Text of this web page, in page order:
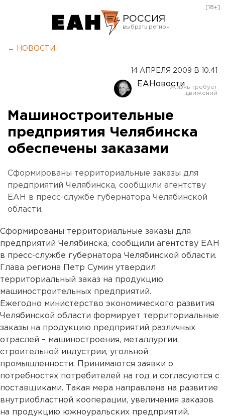
РОССИЯ
Оренбург
[18+]
← НОВОСТИ
14 АПРЕЛЯ 2009 В 10:41
ЕАНовости
Машиностроительные
предприятия Челябинска
обеспечены заказами
Сформированы территориальные заказы для
предприятий Челябинска, сообщили агентству
ЕАН в пресс-службе губернатора Челябинской
области.
Сформированы территориальные заказы для
предприятий Челябинска, сообщили агентству ЕАН
в пресс-службе губернатора Челябинской области.
Глава региона Петр Сумин утвердил
территориальный заказ на продукцию
машиностроительных предприятий.
Ежегодно министерство экономического развития
Челябинской области формирует территориальные
заказы на продукцию предприятий различных
отраслей – машиностроения, металлургии,
строительной индустрии, угольной
промышленности. Принимаются заявки о
потребностях потребителей на год и согласуются с
поставщиками. Такая мера направлена на развитие
внутриобластной кооперации, увеличения заказов
на продукцию южноуральских предприятий.